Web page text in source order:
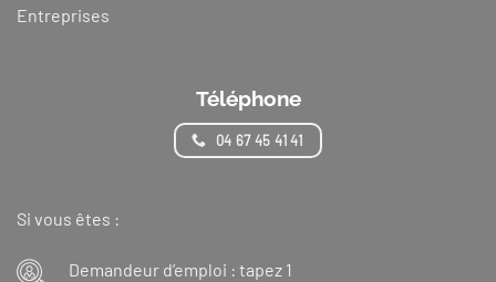
Entreprises
Téléphone
04 67 45 41 41
Si vous êtes :
Demandeur d’emploi : tapez 1